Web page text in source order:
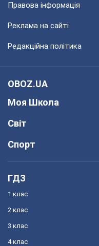
Правова інформація
Реклама на сайті
Редакційна політика
OBOZ.UA
Моя Школа
Світ
Спорт
ГДЗ
1 клас
2 клас
3 клас
4 клас